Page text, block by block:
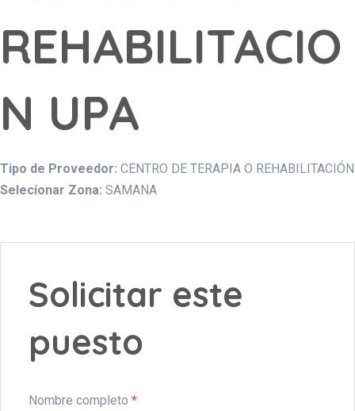
REHABILITACIO
N UPA
Tipo de Proveedor: CENTRO DE TERAPIA O REHABILITACIÓN
Selecionar Zona: SAMANA
Solicitar este
puesto
Nombre completo *